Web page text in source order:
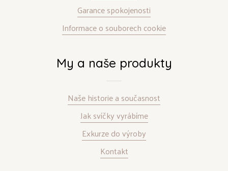
Garance spokojenosti
Informace o souborech cookie
My a naše produkty
Naše historie a současnost
Jak svíčky vyrábíme
Exkurze do výroby
Kontakt